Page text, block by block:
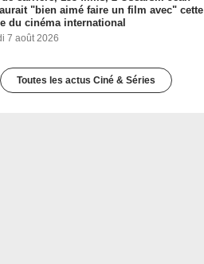
"bien aimé faire un film avec" cette
du cinéma international
7 août 2026
Toutes les actus Ciné & Séries